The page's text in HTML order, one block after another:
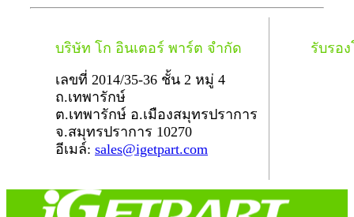
บริษัท โก อินเตอร์ พาร์ต จำกัด
เลขที่ 2014/35-36 ชั้น 2 หมู่ 4
ถ.เทพารักษ์
ต.เทพารักษ์ อ.เมืองสมุทรปราการ
จ.สมุทรปราการ 10270
อีเมล์: sales@igetpart.com
รับรอ